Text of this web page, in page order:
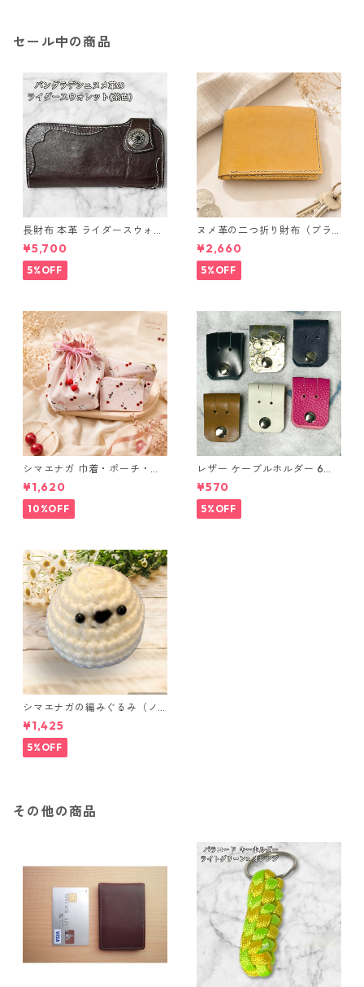
セール中の商品
長財布 本革 ライダースウォレ
ット 国産 ヌメ革 ブラウン バ
ングラデシュ l175 レザー 革財
布 ハンドメイド 経年変化
¥5,700
5%OFF
ヌメ革の二つ折り財布（ブラ
ウン系）
¥2,660
5%OFF
シマエナガ 巾着・ポーチ・ミ
ニポーチ(カード収納にも) ３
点セット さくらんぼ柄×淡いピ
ンク
¥1,620
10%OFF
レザー ケーブルホルダー 6個
セット
¥570
5%OFF
シマエナガの編みぐるみ（ノ
ーマル）
¥1,425
5%OFF
その他の商品